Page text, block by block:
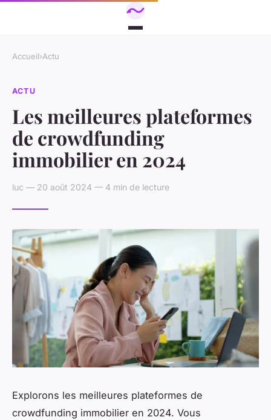
Accueil›Actu
ACTU
Les meilleures plateformes
de crowdfunding
immobilier en 2024
luc — 20 août 2024 — 4 min de lecture
Explorons les meilleures plateformes de
crowdfunding immobilier en 2024. Vous